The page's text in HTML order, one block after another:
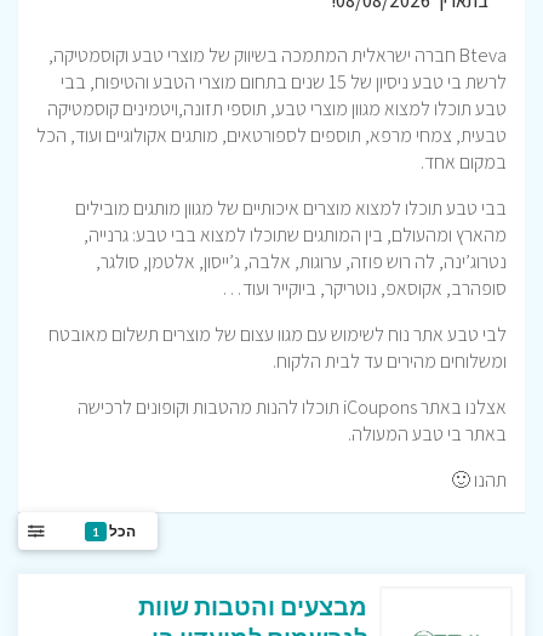
Bteva חברה ישראלית המתמכה בשיווק של מוצרי טבע וקוסמטיקה,
לרשת בי טבע ניסיון של 15 שנים בתחום מוצרי הטבע והטיפוח, בבי
טבע תוכלו למצוא מגוון מוצרי טבע, תוספי תזונה,ויטמינים קוסמטיקה
טבעית, צמחי מרפא, תוספים לספורטאים, מותגים אקולוגיים ועוד, הכל
במקום אחד.
בבי טבע תוכלו למצוא מוצרים איכותיים של מגוון מותגים מובילים
מהארץ ומהעולם, בין המותגים שתוכלו למצוא בבי טבע: גרנייה,
נטרוג’ינה, לה רוש פוזה, ערוגות, אלבה, ג’ייסון, אלטמן, סולגר,
סופהרב, אקוסאפ, נוטריקר, ביוקייר ועוד…
לבי טבע אתר נוח לשימוש עם מגוו עצום של מוצרים תשלום מאובטח
ומשלוחים מהירים עד לבית הלקוח.
אצלנו באתר iCoupons תוכלו להנות מהטבות וקופונים לרכישה
באתר בי טבע המעולה.
תהנו 🙂
הכל 1
מבצעים והטבות שוות